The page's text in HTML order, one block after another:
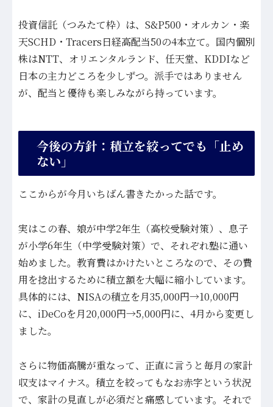
投資信託（つみたて枠）は、S&P500・オルカン・楽
天SCHD・Tracers日経高配当50の4本立て。国内個別
株はNTT、オリエンタルランド、任天堂、KDDIなど
日本の主力どころを少しずつ。派手ではありません
が、配当と優待も楽しみながら持っています。
今後の方針：積立を絞ってでも「止め
ない」
ここからが今月いちばん書きたかった話です。
実はこの春、娘が中学2年生（高校受験対策）、息子
が小学6年生（中学受験対策）で、それぞれ塾に通い
始めました。教育費はかけたいところなので、その費
用を捻出するために積立額を大幅に縮小しています。
具体的には、NISAの積立を月35,000円→10,000円
に、iDeCoを月20,000円→5,000円に、4月から変更し
ました。
さらに物価高騰が重なって、正直に言うと毎月の家計
収支はマイナス。積立を絞ってもなお赤字という状況
で、家計の見直しが必須だと痛感しています。それで